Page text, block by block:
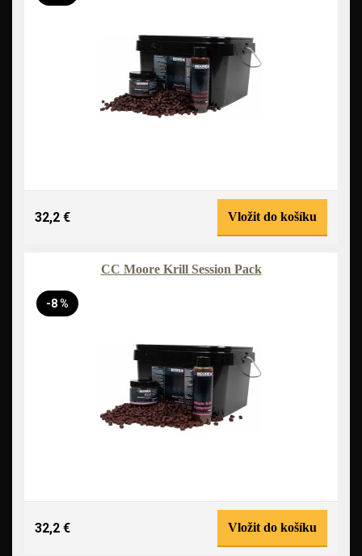
32,2 € Vložit do košíku
CC Moore Krill Session Pack
-8 %
32,2 € Vložit do košíku